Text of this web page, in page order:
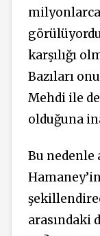
karşılığı
Bazıları
Mehdi ile
olduğuna
Bu nedenle
arasındaki